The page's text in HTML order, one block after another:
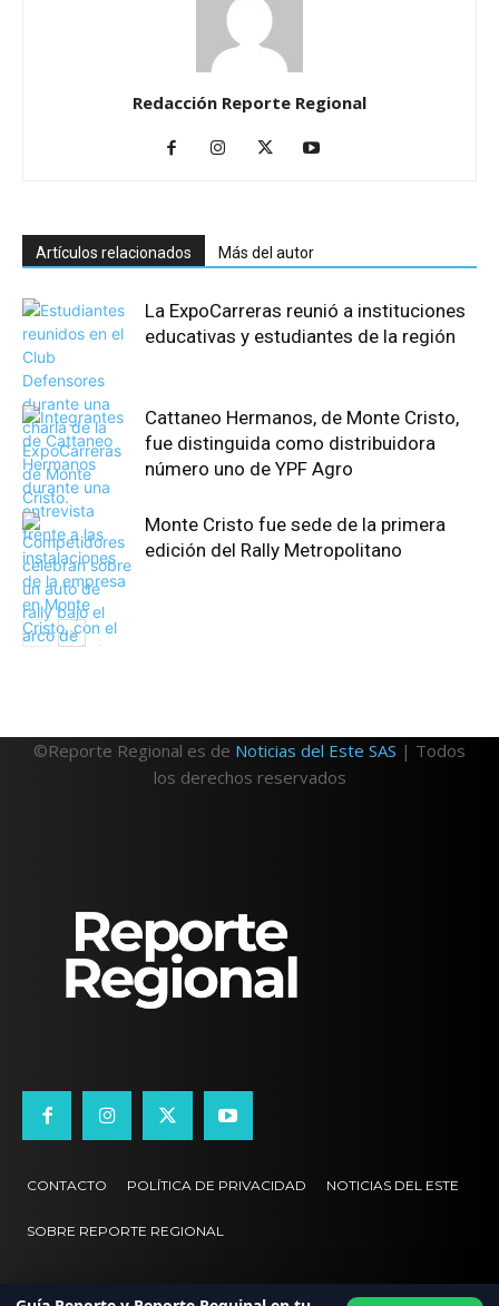
Redacción Reporte Regional
Artículos relacionados Más del autor
La ExpoCarreras reunió a instituciones
educativas y estudiantes de la región
Cattaneo Hermanos, de Monte Cristo,
fue distinguida como distribuidora
número uno de YPF Agro
Monte Cristo fue sede de la primera
edición del Rally Metropolitano
©Reporte Regional es de Noticias del Este SAS | Todos
los derechos reservados
CONTACTO POLÍTICA DE PRIVACIDAD NOTICIAS DEL ESTE
SOBRE REPORTE REGIONAL